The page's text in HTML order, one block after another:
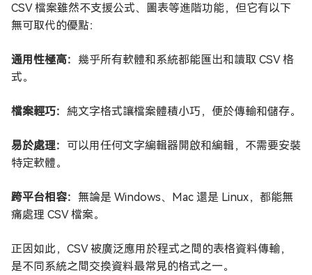
CSV 檔案雖然不支援公式、圖表等進階功能，但它有以下
無可取代的優點：
通用性極高： 幾乎所有軟體和系統都能匯出和讀取 CSV 格
式。
檔案輕巧： 純文字格式讓檔案體積小巧，便於傳輸和儲存。
易於處理： 可以用任何文字編輯器開啟和編輯，不需要安裝
特定軟體。
跨平台相容： 無論是 Windows、Mac 還是 Linux，都能無
痛處理 CSV 檔案。
正因如此，CSV 被廣泛應用於程式之間的表格資料傳輸，
是不同系統之間交換資料最常見的格式之一。